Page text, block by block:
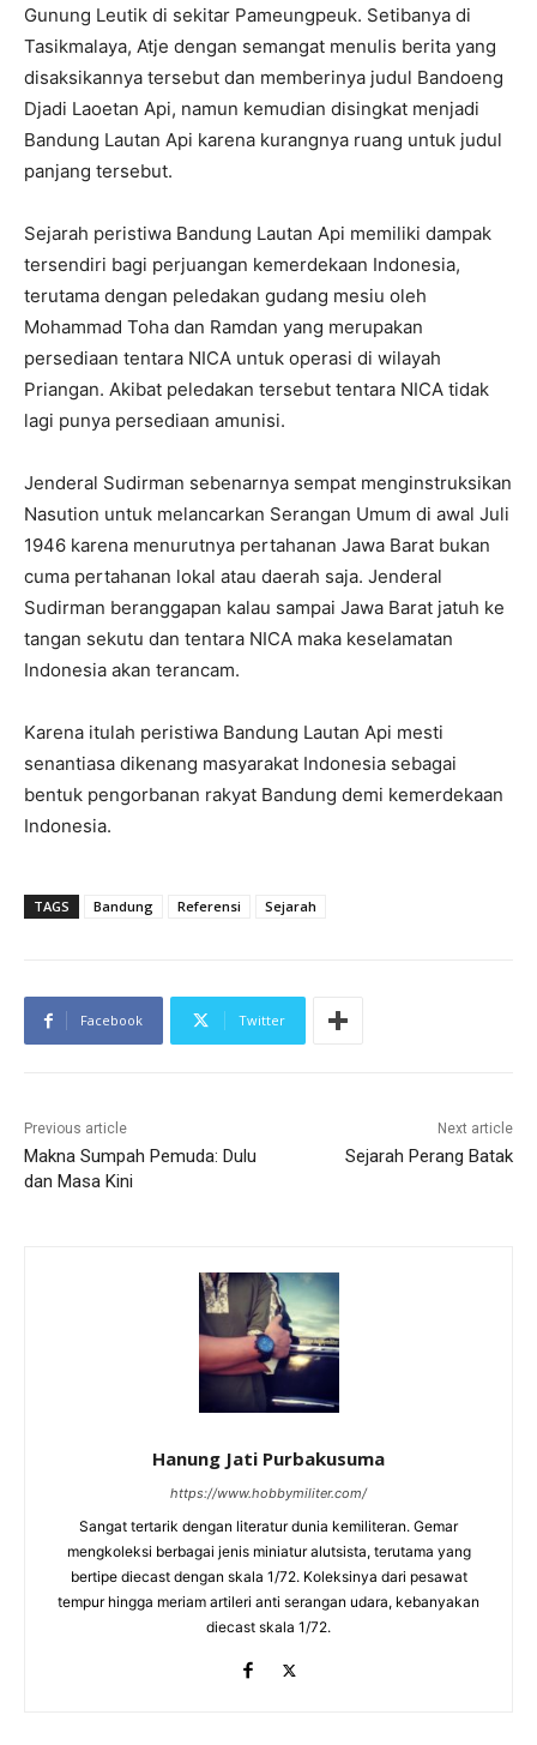
Gunung Leutik di sekitar Pameungpeuk. Setibanya di
Tasikmalaya, Atje dengan semangat menulis berita yang
disaksikannya tersebut dan memberinya judul Bandoeng
Djadi Laoetan Api, namun kemudian disingkat menjadi
Bandung Lautan Api karena kurangnya ruang untuk judul
panjang tersebut.
Sejarah peristiwa Bandung Lautan Api memiliki dampak
tersendiri bagi perjuangan kemerdekaan Indonesia,
terutama dengan peledakan gudang mesiu oleh
Mohammad Toha dan Ramdan yang merupakan
persediaan tentara NICA untuk operasi di wilayah
Priangan. Akibat peledakan tersebut tentara NICA tidak
lagi punya persediaan amunisi.
Jenderal Sudirman sebenarnya sempat menginstruksikan
Nasution untuk melancarkan Serangan Umum di awal Juli
1946 karena menurutnya pertahanan Jawa Barat bukan
cuma pertahanan lokal atau daerah saja. Jenderal
Sudirman beranggapan kalau sampai Jawa Barat jatuh ke
tangan sekutu dan tentara NICA maka keselamatan
Indonesia akan terancam.
Karena itulah peristiwa Bandung Lautan Api mesti
senantiasa dikenang masyarakat Indonesia sebagai
bentuk pengorbanan rakyat Bandung demi kemerdekaan
Indonesia.
TAGS Bandung Referensi Sejarah
Facebook Twitter
Previous article
Makna Sumpah Pemuda: Dulu
dan Masa Kini
Next article
Sejarah Perang Batak
Hanung Jati Purbakusuma
https://www.hobbymiliter.com/
Sangat tertarik dengan literatur dunia kemiliteran. Gemar
mengkoleksi berbagai jenis miniatur alutsista, terutama yang
bertipe diecast dengan skala 1/72. Koleksinya dari pesawat
tempur hingga meriam artileri anti serangan udara, kebanyakan
diecast skala 1/72.